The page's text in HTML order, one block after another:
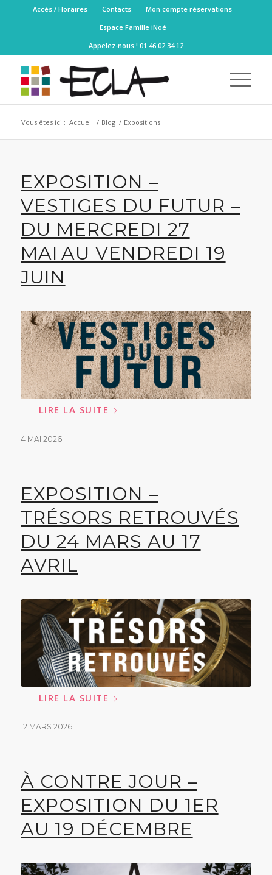
Accès / Horaires Contacts
Mon compte réservations
Espace Famille iNoé
Appelez-nous ! 01 46 02 34 12
Vous êtes ici : Accueil / Blog / Expositions
EXPOSITION –
VESTIGES DU FUTUR –
DU MERCREDI 27
MAI AU VENDREDI 19
JUIN
LIRE LA SUITE
4 MAI 2026
EXPOSITION –
TRÉSORS RETROUVÉS
DU 24 MARS AU 17
AVRIL
LIRE LA SUITE
12 MARS 2026
À CONTRE JOUR –
EXPOSITION DU 1ER
AU 19 DÉCEMBRE